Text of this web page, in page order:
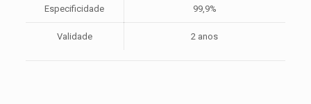
Especificidade 99,9%
Validade 2 anos